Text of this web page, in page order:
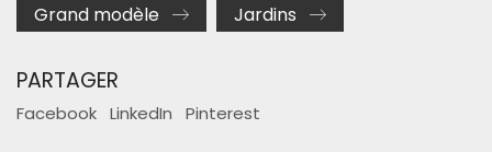
Grand modèle
Jardins
PARTAGER
Facebook LinkedIn Pinterest